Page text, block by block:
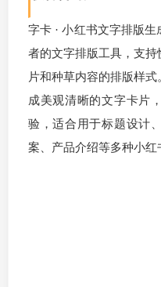
字卡 · 小红书文字排版
者的文字排版工具，支
片和种草内容的排版样
成美观清晰的文字卡片
验，适合用于标题设计
案、产品介绍等多种小红